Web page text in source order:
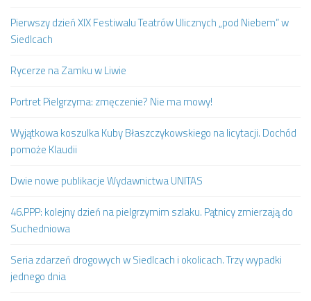
Pierwszy dzień XIX Festiwalu Teatrów Ulicznych „pod Niebem” w
Siedlcach
Rycerze na Zamku w Liwie
Portret Pielgrzyma: zmęczenie? Nie ma mowy!
Wyjątkowa koszulka Kuby Błaszczykowskiego na licytacji. Dochód
pomoże Klaudii
Dwie nowe publikacje Wydawnictwa UNITAS
46.PPP: kolejny dzień na pielgrzymim szlaku. Pątnicy zmierzają do
Suchedniowa
Seria zdarzeń drogowych w Siedlcach i okolicach. Trzy wypadki
jednego dnia